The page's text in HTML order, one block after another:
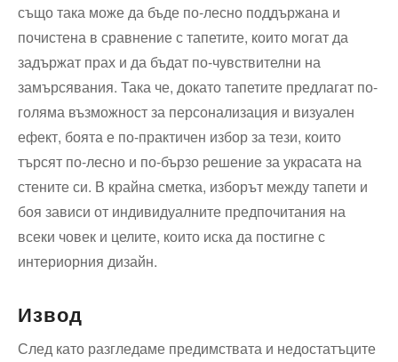
също така може да бъде по-лесно поддържана и
почистена в сравнение с тапетите, които могат да
задържат прах и да бъдат по-чувствителни на
замърсявания. Така че, докато тапетите предлагат по-
голяма възможност за персонализация и визуален
ефект, боята е по-практичен избор за тези, които
търсят по-лесно и по-бързо решение за украсата на
стените си. В крайна сметка, изборът между тапети и
боя зависи от индивидуалните предпочитания на
всеки човек и целите, които иска да постигне с
интериорния дизайн.
Извод
След като разгледаме предимствата и недостатъците